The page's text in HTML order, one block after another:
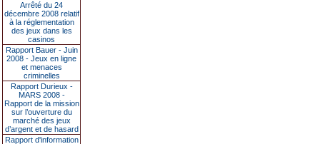
Arrêté du 24
décembre 2008 relatif
à la réglementation
des jeux dans les
casinos
Rapport Bauer - Juin
2008 - Jeux en ligne
et menaces
criminelles
Rapport Durieux -
MARS 2008 -
Rapport de la mission
sur l’ouverture du
marché des jeux
d’argent et de hasard
Rapport d'information